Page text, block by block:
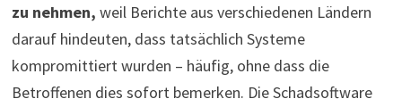
zu nehmen, weil Berichte aus verschiedenen Ländern
darauf hindeuten, dass tatsächlich Systeme
kompromittiert wurden – häufig, ohne dass die
Betroffenen dies sofort bemerken. Die Schadsoftware